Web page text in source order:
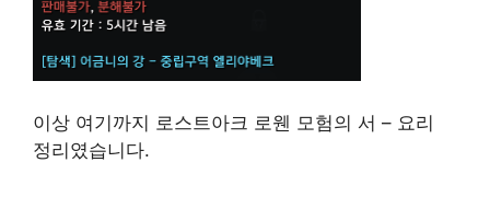
이상 여기까지 로스트아크 로웬 모험의 서 – 요리
정리였습니다.